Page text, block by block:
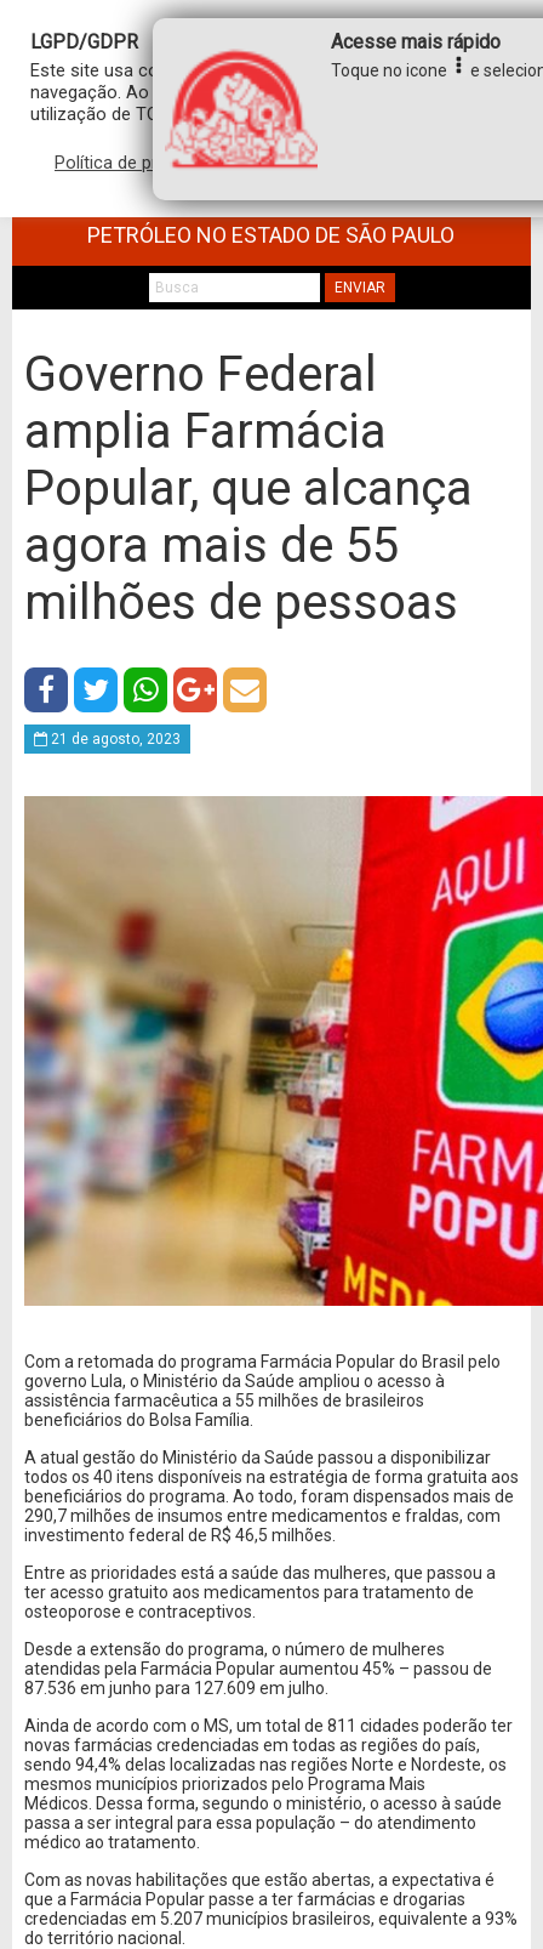
COMÉRCIO DE MINÉRIOS E DERIVADOS DE
PETRÓLEO NO ESTADO DE SÃO PAULO
ENVIAR
Governo Federal
amplia Farmácia
Popular, que alcança
agora mais de 55
milhões de pessoas
21 de agosto, 2023
Com a retomada do programa Farmácia Popular do Brasil pelo
governo Lula, o Ministério da Saúde ampliou o acesso à
assistência farmacêutica a 55 milhões de brasileiros
beneficiários do Bolsa Família.
A atual gestão do Ministério da Saúde passou a disponibilizar
todos os 40 itens disponíveis na estratégia de forma gratuita aos
beneficiários do programa. Ao todo, foram dispensados ​​mais de
290,7 milhões de insumos entre medicamentos e fraldas, com
investimento federal de R$ 46,5 milhões.
Entre as prioridades está a saúde das mulheres, que passou a
ter acesso gratuito aos medicamentos para tratamento de
osteoporose e contraceptivos.
Desde a extensão do programa, o número de mulheres
atendidas pela Farmácia Popular aumentou 45% – passou de
87.536 em junho para 127.609 em julho.
Ainda de acordo com o MS, um total de 811 cidades poderão ter
novas farmácias credenciadas em todas as regiões do país,
sendo 94,4% delas localizadas nas regiões Norte e Nordeste, os
mesmos municípios priorizados pelo Programa Mais
Médicos. Dessa forma, segundo o ministério, o acesso à saúde
passa a ser integral para essa população – do atendimento
médico ao tratamento.
Com as novas habilitações que estão abertas, a expectativa é
que a Farmácia Popular passe a ter farmácias e drogarias
credenciadas em 5.207 municípios brasileiros, equivalente a 93%
do território nacional.
LGPD/GDPR
Este site usa cookies para personalizar sua experiência de
navegação. Ao clicar em “aceitar”, você concorda com a
utilização de TODOS os cookies.
Política de privacidade Aceitar
Acesse mais rápido
Toque no icone e